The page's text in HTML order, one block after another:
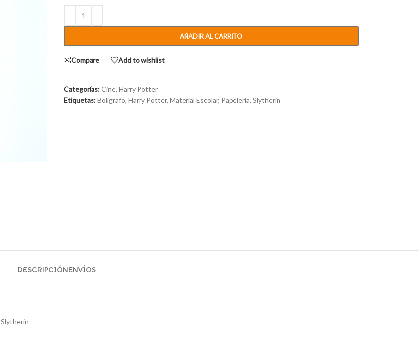
AÑADIR AL CARRITO
Compare Add to wishlist
Categorías:Cine, Harry Potter
Etiquetas:Bolígrafo, Harry Potter, Material Escolar, Papelería, Slytherin
DESCRIPCIÓNENVÍOS